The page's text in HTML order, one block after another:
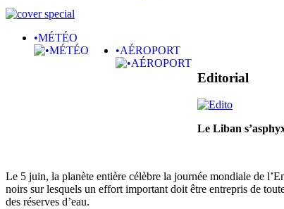
•MÉTÉO
•AÉROPORT
Editorial
Le Liban
Le 5 juin, la planète entière célèbre la journée mondiale de
noirs sur lesquels un effort important doit être entrepris de
des réserves d’eau.